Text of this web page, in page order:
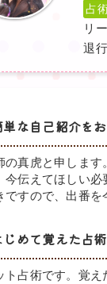
占
リ
退
単な自己紹介をお
の真虎と申しま
今伝えてほしい
ですので、出番を
じめて覚えた占
ト占術です。覚